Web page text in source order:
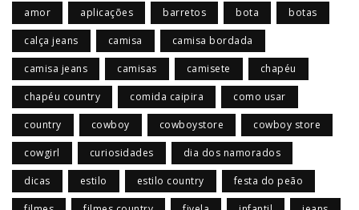
amor aplicações barretos bota botas
calça jeans camisa camisa bordada
camisa jeans camisas camisete chapéu
chapéu country comida caipira como usar
country cowboy cowboystore cowboy store
cowgirl curiosidades dia dos namorados
dicas estilo estilo country festa do peão